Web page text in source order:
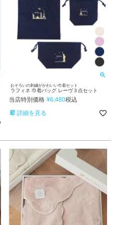
おそろいの刺繍がかわいい巾着セット
ラフィネ 巾着バッグ レーヴ３点セット
当店特別価格 ¥6,480税込
詳細を見る